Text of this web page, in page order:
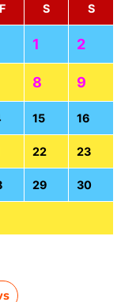
F S S
1 2
8 9
15 16
22 23
29 30